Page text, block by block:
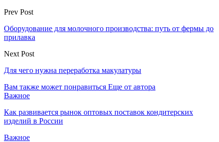
Prev Post
Оборудование для молочного производства: путь от фермы до
прилавка
Next Post
Для чего нужна переработка макулатуры
Вам также может понравиться Еще от автора
Важное
Как развивается рынок оптовых поставок кондитерских
изделий в России
Важное